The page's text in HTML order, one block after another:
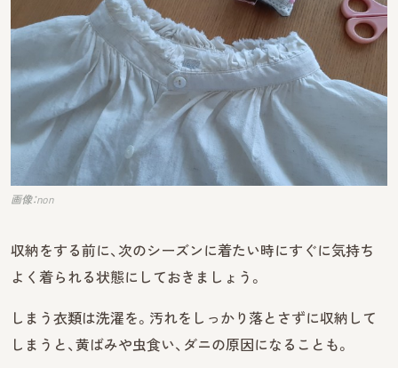
画像：non
収納をする前に、次のシーズンに着たい時にすぐに気持ち
よく着られる状態にしておきましょう。
しまう衣類は洗濯を。汚れをしっかり落とさずに収納して
しまうと、黄ばみや虫食い、ダニの原因になることも。